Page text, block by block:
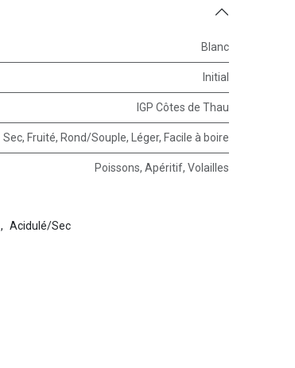
Blanc
Initial
IGP Côtes de Thau
Sec, Fruité, Rond/Souple, Léger, Facile à boire
Poissons, Apéritif, Volailles
, Acidulé/Sec